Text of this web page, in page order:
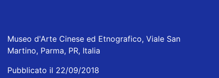
Museo d'Arte Cinese ed Etnografico, Viale San
Martino, Parma, PR, Italia
Pubblicato il 22/09/2018